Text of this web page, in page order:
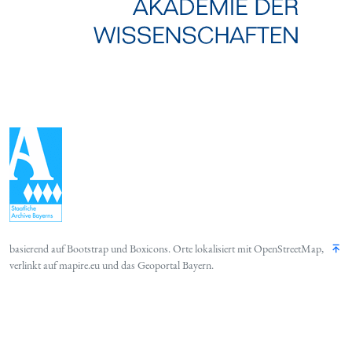
basierend aufBootstrapundBoxicons. Orte lokalisiert mitOpenStreetMap,
verlinkt aufmapire.euund das Geoportal Bayern.